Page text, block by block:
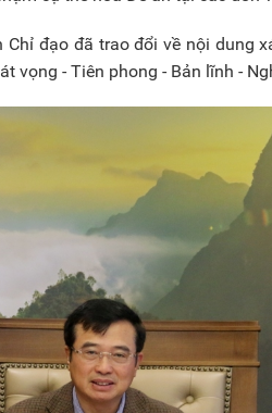
Chỉ đạo đã trao đổi về nội dung
vọng - Tiên phong - Bản lĩnh -